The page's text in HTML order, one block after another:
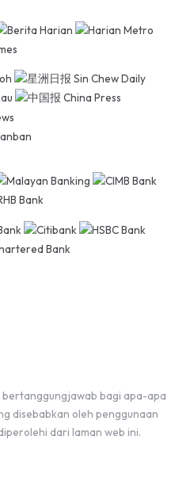
bertanggungjawab bagi apa-apa
disebabkan oleh penggunaan
dari laman web ini.